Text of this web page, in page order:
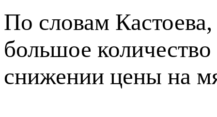
По словам Кастоева,
большое количество
снижении цены на